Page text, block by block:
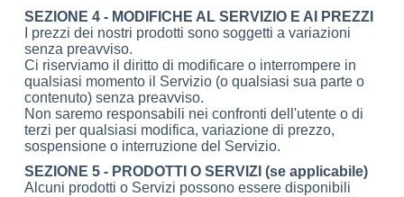
SEZIONE 4 - MODIFICHE AL SERVIZIO E AI PREZZI
I prezzi dei nostri prodotti sono soggetti a variazioni
senza preavviso.
Ci riserviamo il diritto di modificare o interrompere in
qualsiasi momento il Servizio (o qualsiasi sua parte o
contenuto) senza preavviso.
Non saremo responsabili nei confronti dell'utente o di
terzi per qualsiasi modifica, variazione di prezzo,
sospensione o interruzione del Servizio.
SEZIONE 5 - PRODOTTI O SERVIZI (se applicabile)
Alcuni prodotti o Servizi possono essere disponibili